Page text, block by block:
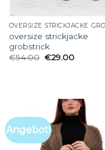
oversize strickjacke
grobstrick
€54.00 €29.00
Angebot!